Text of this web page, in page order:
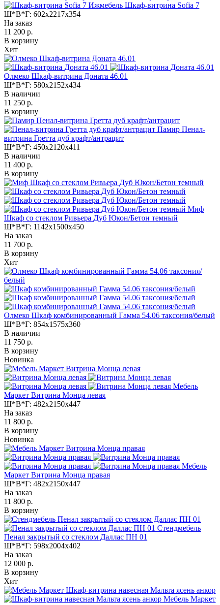
Ижмебель Шкаф-витрина Sofia 7
Ш*В*Г: 602x2217x354
На заказ
11 200 р.
В корзину
Хит
Олмеко Шкаф-витрина Доната 46.01
Ш*В*Г: 580x2152x434
В наличии
11 250 р.
В корзину
Памир Пенал-
витрина Гретта дуб крафт/антрацит
Ш*В*Г: 450x2120x411
В наличии
11 400 р.
В корзину
Миф
Шкаф со стеклом Ривьера Дуб Юкон/Бетон темный
Ш*В*Г: 1142x1500x450
На заказ
11 700 р.
В корзину
Хит
Олмеко Шкаф комбинированный Гамма 54.06 таксония/белый
Ш*В*Г: 854x1575x360
В наличии
11 750 р.
В корзину
Новинка
Мебель
Маркет Витрина Монца левая
Ш*В*Г: 482x2150x447
На заказ
11 800 р.
В корзину
Новинка
Мебель
Маркет Витрина Монца правая
Ш*В*Г: 482x2150x447
На заказ
11 800 р.
В корзину
Стендмебель
Пенал закрытый со стеклом Даллас ПН 01
Ш*В*Г: 598x2004x402
На заказ
12 000 р.
В корзину
Хит
Мебель Маркет